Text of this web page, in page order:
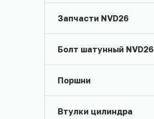
Запчасти NVD26
Болт шатунный NVD26
Поршни
Втулки цилиндра